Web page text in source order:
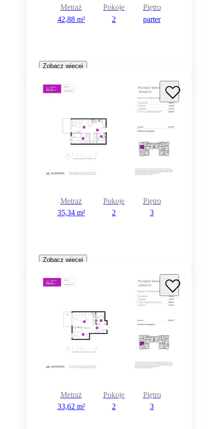
Metraż
42,88 m²
Pokoje
2
Piętro
parter
Zobacz więcej
Metraż
35,34 m²
Pokoje
2
Piętro
3
Zobacz więcej
Metraż
33,62 m²
Pokoje
2
Piętro
3